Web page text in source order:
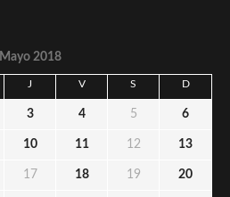
Mayo 2018
J V S D
3 4 5 6
10 11 12 13
17 18 19 20